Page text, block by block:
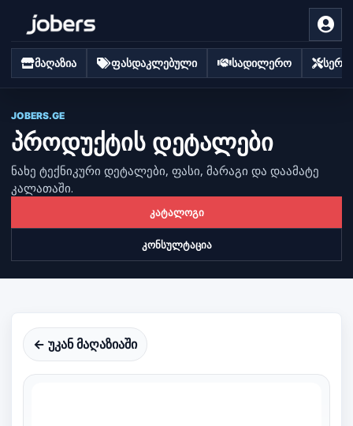
მაღაზია ფასდაკლებული სადილერო
JOBERS.GE
პროდუქტის დეტალები
ნახე ტექნიკური დეტალები, ფასი, მარაგი და დაამატე
კალათაში.
კატალოგი
კონსულტაცია
← უკან მაღაზიაში